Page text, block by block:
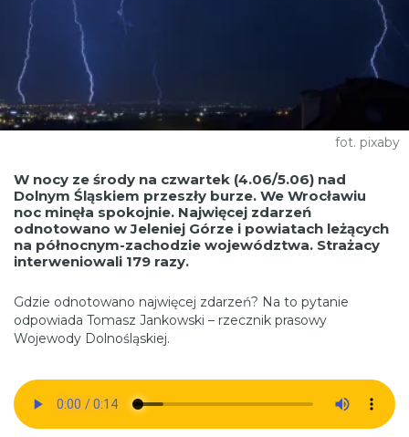
fot. pixaby
W nocy ze środy na czwartek (4.06/5.06) nad
Dolnym Śląskiem przeszły burze. We Wrocławiu
noc minęła spokojnie. Najwięcej zdarzeń
odnotowano w Jeleniej Górze i powiatach leżących
na północnym-zachodzie województwa. Strażacy
interweniowali 179 razy.
Gdzie odnotowano najwięcej zdarzeń? Na to pytanie
odpowiada Tomasz Jankowski – rzecznik prasowy
Wojewody Dolnośląskiej.